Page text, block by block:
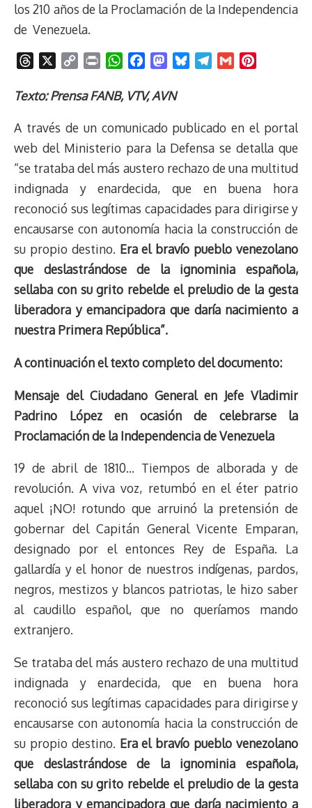
los 210 años de la Proclamación de la Independencia
de Venezuela.
r
a
d
s
p
L
i
n
i
t
W
s
A
c
b
o
M
s
o
d
s
k
g
r
l
e
r
t
Texto: Prensa FANB, VTV, AVN
A través de un comunicado publicado en el portal
web del Ministerio para la Defensa se detalla que
“se trataba del más austero rechazo de una multitud
indignada y enardecida, que en buena hora
reconoció sus legítimas capacidades para dirigirse y
encausarse con autonomía hacia la construcción de
su propio destino. Era el bravío pueblo venezolano
que deslastrándose de la ignominia española,
sellaba con su grito rebelde el preludio de la gesta
liberadora y emancipadora que daría nacimiento a
nuestra Primera República”.
A continuación el texto completo del documento:
Mensaje del Ciudadano General en Jefe Vladimir
Padrino López en ocasión de celebrarse la
Proclamación de la Independencia de Venezuela
19 de abril de 1810… Tiempos de alborada y de
revolución. A viva voz, retumbó en el éter patrio
aquel ¡NO! rotundo que arruinó la pretensión de
gobernar del Capitán General Vicente Emparan,
designado por el entonces Rey de España. La
gallardía y el honor de nuestros indígenas, pardos,
negros, mestizos y blancos patriotas, le hizo saber
al caudillo español, que no queríamos mando
extranjero.
Se trataba del más austero rechazo de una multitud
indignada y enardecida, que en buena hora
reconoció sus legítimas capacidades para dirigirse y
encausarse con autonomía hacia la construcción de
su propio destino. Era el bravío pueblo venezolano
que deslastrándose de la ignominia española,
sellaba con su grito rebelde el preludio de la gesta
liberadora y emancipadora que daría nacimiento a